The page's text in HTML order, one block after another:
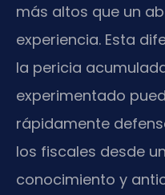
más altos que un
experiencia. Esta
la pericia
experimentado
rápidamente
los fiscales desde
conocimiento y